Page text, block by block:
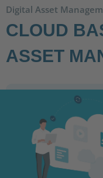
Digital Asset
CLOUD
ASSET